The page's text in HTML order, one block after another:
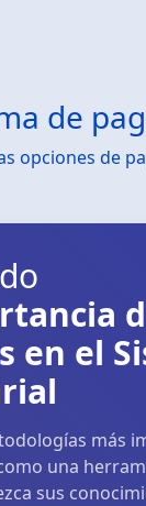
de
opciones de
en el
más
una
sus